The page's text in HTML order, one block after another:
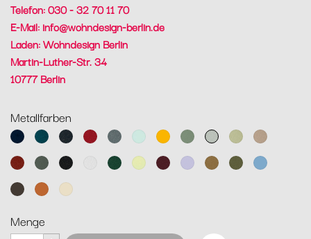
Telefon: 030 - 32 70 11 70
E-Mail: info@wohndesign-berlin.de
Laden: Wohndesign Berlin
Martin-Luther-Str. 34
10777 Berlin
Metallfarben
AbyssblauAcapulcoblau
Anthrazit
Chili Gewittergrau
Gletscherminze
HonigKaktusLehmgrau
LindgrünMuskat
OckerRosmarin
Lakritz Baumwollweiß
Zederngrün
Zitronensorbet
Schwarzkirsche
Marshmallo
Lebkuchen
PestoMaya
TonkaKandierte
Latte-
Menge